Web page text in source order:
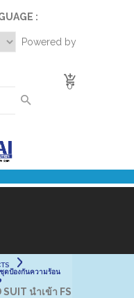
:
Powered by
0
ชุดป้องกันความร้อน
นำเข้า FS